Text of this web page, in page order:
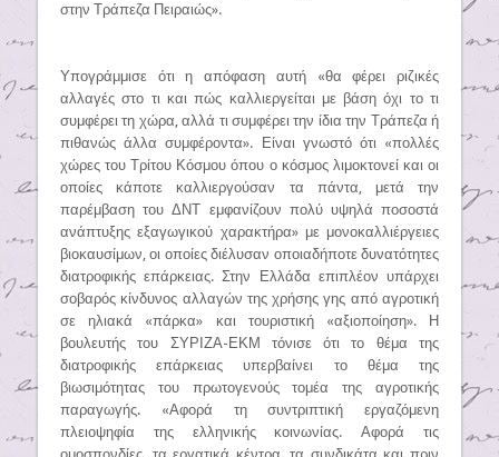
στην Τράπεζα Πειραιώς».
Υπογράμμισε ότι η απόφαση αυτή «θα φέρει ριζικές
αλλαγές στο τι και πώς καλλιεργείται με βάση όχι το τι
συμφέρει τη χώρα, αλλά τι συμφέρει την ίδια την Τράπεζα ή
πιθανώς άλλα συμφέροντα». Είναι γνωστό ότι «πολλές
χώρες του Τρίτου Κόσμου όπου ο κόσμος λιμοκτονεί και οι
οποίες κάποτε καλλιεργούσαν τα πάντα, μετά την
παρέμβαση του ΔΝΤ εμφανίζουν πολύ υψηλά ποσοστά
ανάπτυξης εξαγωγικού χαρακτήρα» με μονοκαλλιέργειες
βιοκαυσίμων, οι οποίες διέλυσαν οποιαδήποτε δυνατότητες
διατροφικής επάρκειας. Στην Ελλάδα επιπλέον υπάρχει
σοβαρός κίνδυνος αλλαγών της χρήσης γης από αγροτική
σε ηλιακά «πάρκα» και τουριστική «αξιοποίηση». Η
βουλευτής του ΣΥΡΙΖΑ-ΕΚΜ τόνισε ότι το θέμα της
διατροφικής επάρκειας υπερβαίνει το θέμα της
βιωσιμότητας του πρωτογενούς τομέα της αγροτικής
παραγωγής. «Αφορά τη συντριπτική εργαζόμενη
πλειοψηφία της ελληνικής κοινωνίας. Αφορά τις